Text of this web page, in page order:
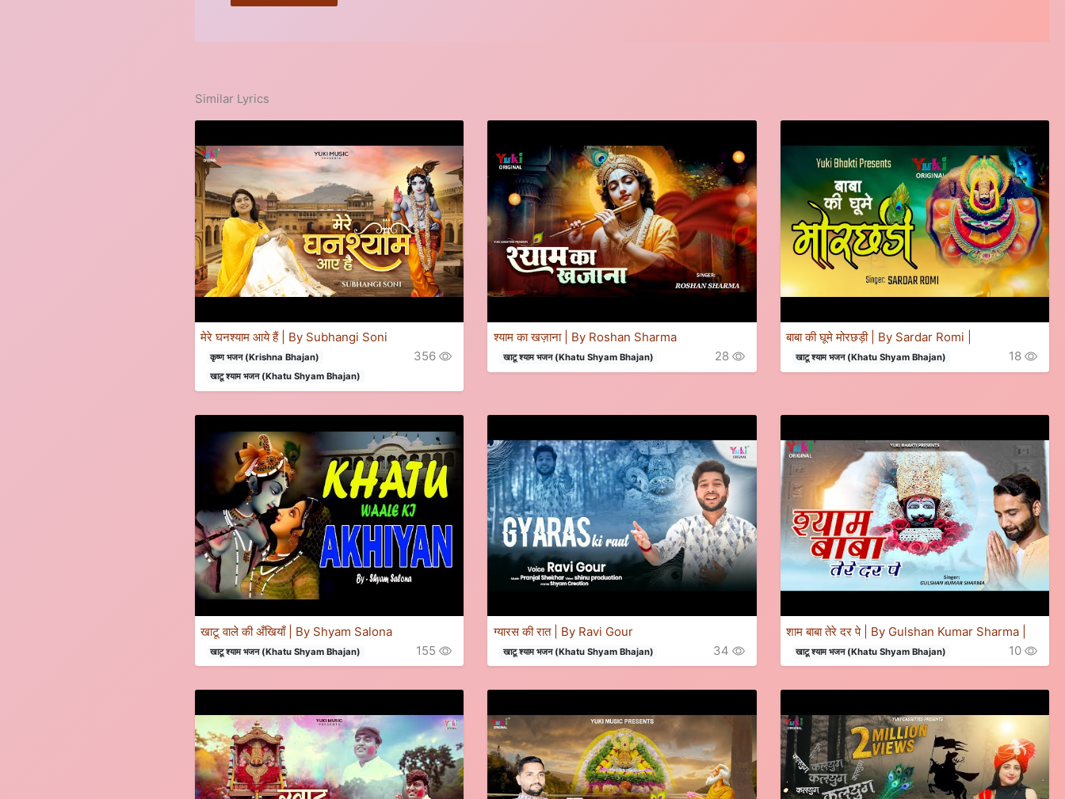
Similar Lyrics
मेरे घनश्याम आये हैं | By Subhangi Soni
कृष्ण भजन (Krishna Bhajan)
खाटू श्याम भजन (Khatu Shyam Bhajan)
356
श्याम का खज़ाना | By Roshan Sharma
खाटू श्याम भजन (Khatu Shyam Bhajan) 28
बाबा की घूमे मोरछड़ी | By Sardar Romi |
खाटू श्याम भजन (Khatu Shyam Bhajan) 18
खाटू वाले की अँखियाँ | By Shyam Salona
खाटू श्याम भजन (Khatu Shyam Bhajan) 155
ग्यारस की रात | By Ravi Gour
खाटू श्याम भजन (Khatu Shyam Bhajan) 34
शाम बाबा तेरे दर पे | By Gulshan Kumar Sharma |
खाटू श्याम भजन (Khatu Shyam Bhajan) 10